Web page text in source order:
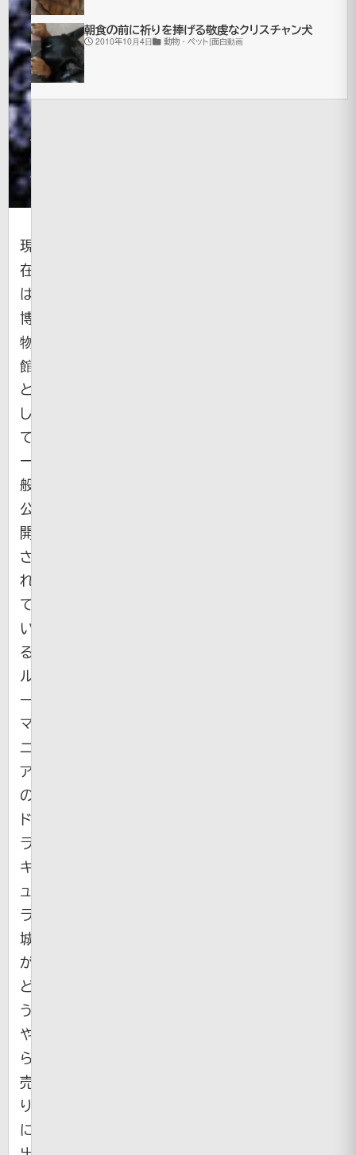
年7月4
日
2021
年7月
16日更
新
そ
の
他
画
像
現
在
は
博
物
館
と
し
て
一
般
公
開
さ
れ
て
い
る
ル
ー
マ
ニ
ア
の
ド
ラ
キ
ュ
ラ
城
が
ど
う
や
ら
売
り
に
朝食の前に祈りを捧げる敬虔なクリスチャン犬
2010年10月4日 動物・ペット|面白動画